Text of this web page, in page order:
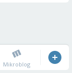
Mikroblog